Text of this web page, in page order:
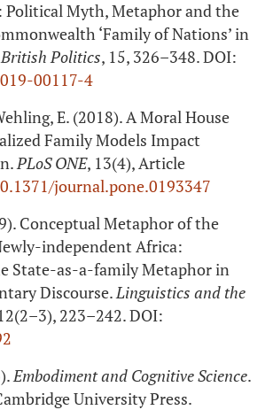
Political Myth, Metaphor and the
‘Family of Nations’ in
British Politics, 15, 326–348. DOI:
00117-4
E. (2018). A Moral House
Family Models Impact
PLoS ONE, 13(4), Article
journal.pone.0193347
Conceptual Metaphor of the
independent Africa:
State-as-a-family Metaphor in
Discourse.Linguistics and the
223–242. DOI:
Embodiment and Cognitive Science.
University Press.